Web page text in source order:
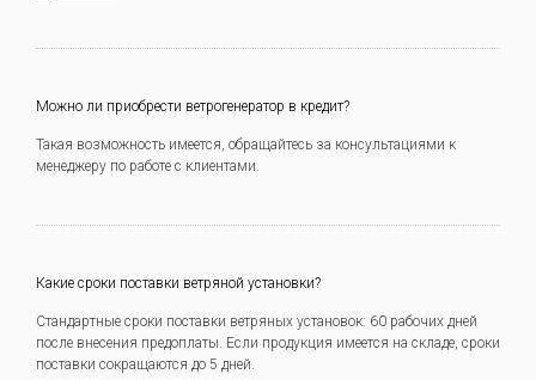
Можно ли приобрести ветрогенератор в кредит?
Такая возможность имеется, обращайтесь за консультациями к
менеджеру по работе с клиентами.
Какие сроки поставки ветряной установки?
Стандартные сроки поставки ветряных установок: 60 рабочих дней
после внесения предоплаты. Если продукция имеется на складе, сроки
поставки сокращаются до 5 дней.